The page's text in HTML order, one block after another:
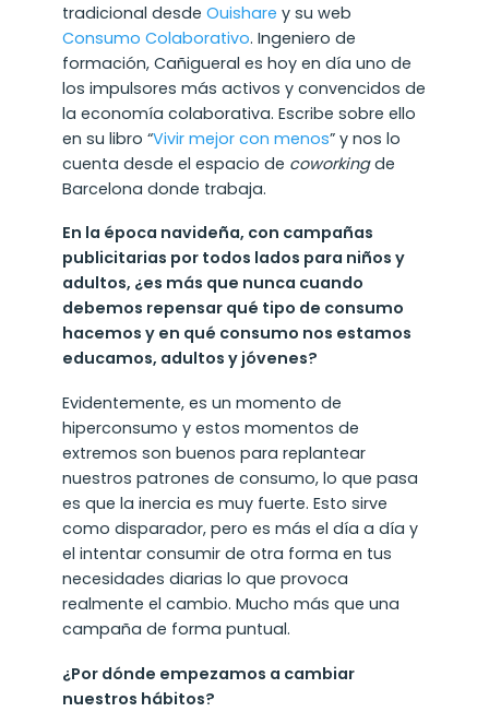
tradicional desde Ouishare y su web
Consumo Colaborativo. Ingeniero de
formación, Cañigueral es hoy en día uno de
los impulsores más activos y convencidos de
la economía colaborativa. Escribe sobre ello
en su libro “Vivir mejor con menos” y nos lo
cuenta desde el espacio de coworkingde
Barcelona donde trabaja.
En la época navideña, con campañas
publicitarias por todos lados para niños y
adultos, ¿es más que nunca cuando
debemos repensar qué tipo de consumo
hacemos y en qué consumo nos estamos
educamos, adultos y jóvenes?
Evidentemente, es un momento de
hiperconsumo y estos momentos de
extremos son buenos para replantear
nuestros patrones de consumo, lo que pasa
es que la inercia es muy fuerte. Esto sirve
como disparador, pero es más el día a día y
el intentar consumir de otra forma en tus
necesidades diarias lo que provoca
realmente el cambio. Mucho más que una
campaña de forma puntual.
¿Por dónde empezamos a cambiar
nuestros hábitos?